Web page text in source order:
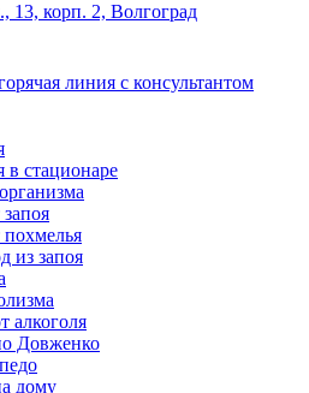
13, корп. 2, Волгоград
линия с консультантом
в стационаре
из запоя
алкоголя
Довженко
дому